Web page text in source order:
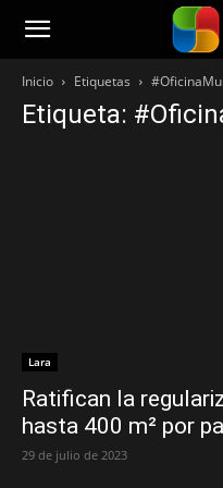
Noticias251
Inicio Etiquetas
Etiqueta:
Lara
Ratifican la
hasta 400 m² por
29 de julio de 2023